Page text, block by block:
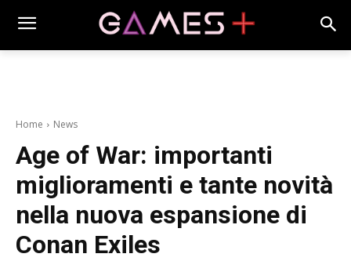
Home News
Age of War: importanti
miglioramenti e tante novità
nella nuova espansione di
Conan Exiles